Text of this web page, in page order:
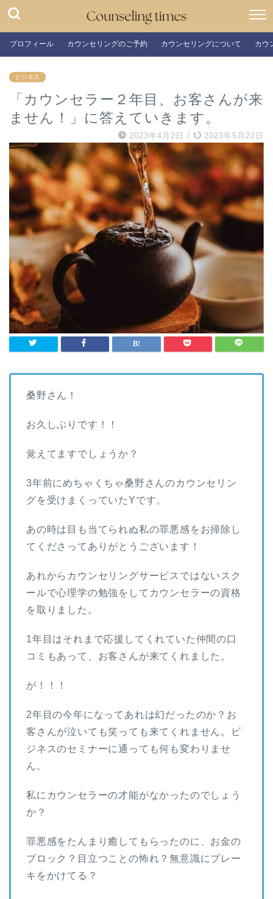
プロフィール カウンセリングのご予約 カウンセリングについて カウ
ビジネス
「カウンセラー２年目、お客さんが来
ません！」に答えていきます。
2023年4月2日 / 2023年5月22日
桑野さん！
お久しぶりです！！
覚えてますでしょうか？
3年前にめちゃくちゃ桑野さんのカウンセリン
グを受けまくっていたYです。
あの時は目も当てられぬ私の罪悪感をお掃除し
てくださってありがとうございます！
あれからカウンセリングサービスではないスク
ールで心理学の勉強をしてカウンセラーの資格
を取りました。
1年目はそれまで応援してくれていた仲間の口
コミもあって、お客さんが来てくれました。
が！！！
2年目の今年になってあれは幻だったのか？お
客さんが泣いても笑っても来てくれません。ビ
ジネスのセミナーに通っても何も変わりませ
ん。
私にカウンセラーの才能がなかったのでしょう
か？
罪悪感をたんまり癒してもらったのに、お金の
ブロック？目立つことの怖れ？無意識にブレー
キをかけてる？